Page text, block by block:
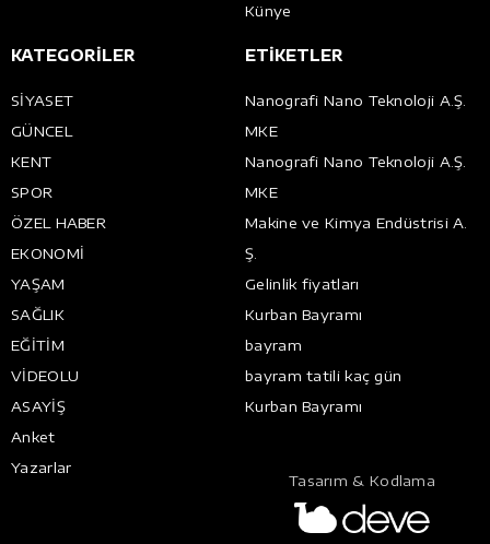
Künye
KATEGORİLER
SİYASET
GÜNCEL
KENT
SPOR
ÖZEL HABER
EKONOMİ
YAŞAM
SAĞLIK
EĞİTİM
VİDEOLU
ASAYİŞ
Anket
Yazarlar
ETİKETLER
Nanografi Nano Teknoloji A.Ş.
MKE
Nanografi Nano Teknoloji A.Ş.
MKE
Makine ve Kimya Endüstrisi A.
Ş.
Gelinlik fiyatları
Kurban Bayramı
bayram
bayram tatili kaç gün
Kurban Bayramı
Tasarım & Kodlama